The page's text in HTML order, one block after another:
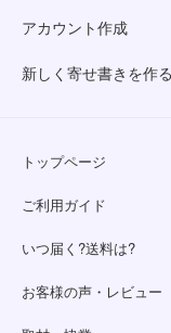
アカウント作成
新しく寄せ書きを作る
トップページ
ご利用ガイド
いつ届く?送料は?
お客様の声・レビュー